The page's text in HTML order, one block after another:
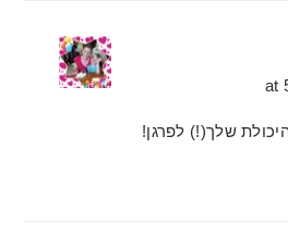
שלך(!) לפרגן!